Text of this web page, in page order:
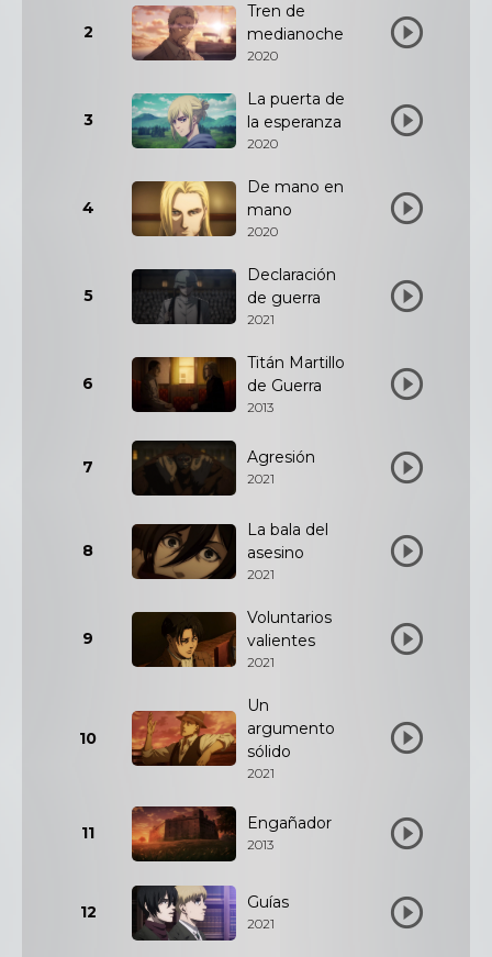
2
Tren de
medianoche
2020
3
La puerta de
la esperanza
2020
4
De mano en
mano
2020
5
Declaración
de guerra
2021
6
Titán Martillo
de Guerra
2013
7 Agresión
2021
8
La bala del
asesino
2021
9
Voluntarios
valientes
2021
10
Un
argumento
sólido
2021
11 Engañador
2013
12 Guías
2021